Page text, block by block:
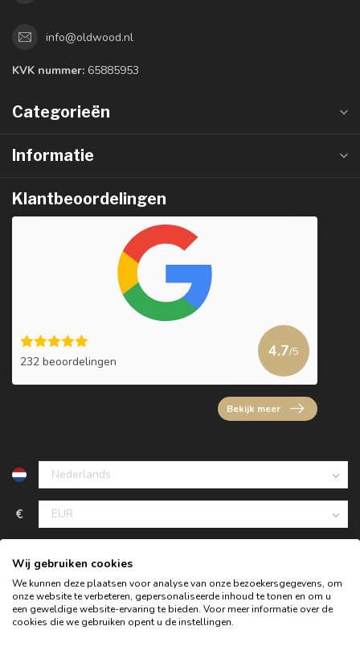
info@oldwood.nl
KVK nummer: 65885953
Categorieën
Informatie
Klantbeoordelingen
232 beoordelingen
4.7/5
Bekijk meer
€
Wij gebruiken cookies
We kunnen deze plaatsen voor analyse van onze bezoekersgegevens, om
onze website te verbeteren, gepersonaliseerde inhoud te tonen en om u
een geweldige website-ervaring te bieden. Voor meer informatie over de
cookies die we gebruiken opent u de instellingen.